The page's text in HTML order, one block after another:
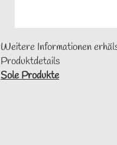
Weitere Informationen
Produktdetails
Sole Produkte